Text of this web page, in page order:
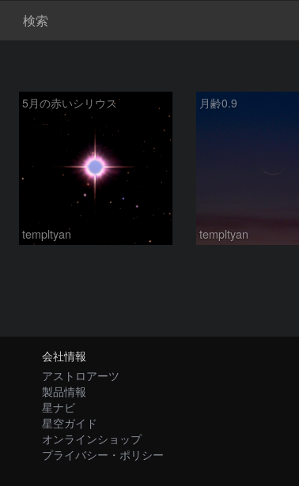
検索
5月の赤いシリウス
templtyan
月齢0.9
templtyan
会社情報
アストロアーツ
製品情報
星ナビ
星空ガイド
オンラインショップ
プライバシー・ポリシー